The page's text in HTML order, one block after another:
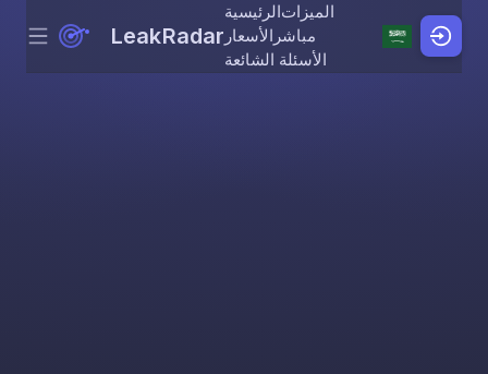
Skip to content
Menu LeakRadar
الرئيسيةالميزات
الأسعار مباشر
الأسئلة الشائعة